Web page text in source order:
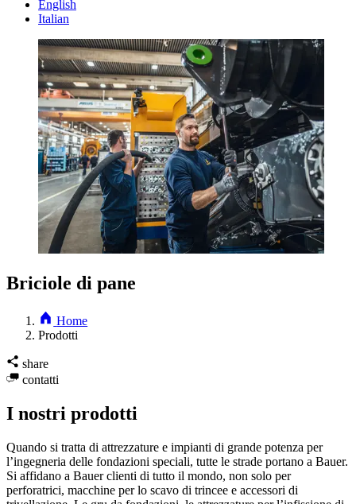
English
Italian
Briciole di pane
Home
Prodotti
share
contatti
I nostri prodotti
Quando si tratta di attrezzature e impianti di grande potenza per
l’ingegneria delle fondazioni speciali, tutte le strade portano a Bauer.
Si affidano a Bauer clienti di tutto il mondo, non solo per
perforatrici, macchine per lo scavo di trincee e accessori di